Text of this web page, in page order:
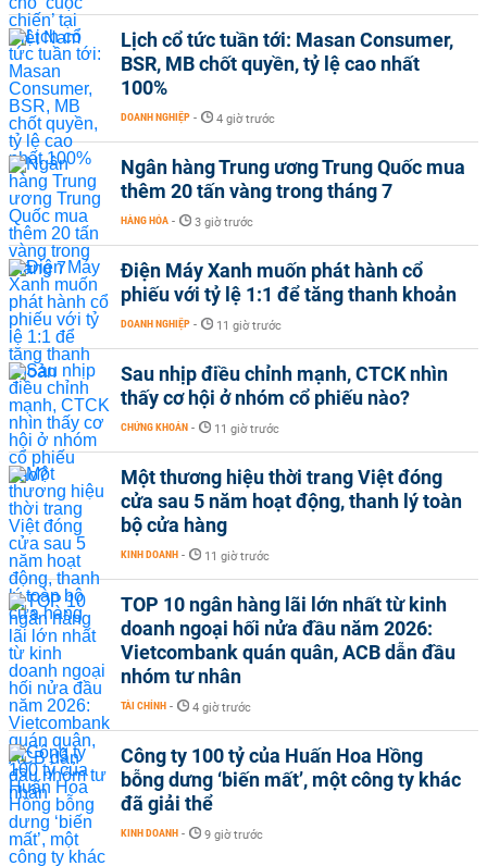
Lịch cổ tức tuần tới: Masan Consumer,
BSR, MB chốt quyền, tỷ lệ cao nhất
100%
DOANH NGHIỆP - 4 giờ trước
Ngân hàng Trung ương Trung Quốc mua
thêm 20 tấn vàng trong tháng 7
HÀNG HÓA - 3 giờ trước
Điện Máy Xanh muốn phát hành cổ
phiếu với tỷ lệ 1:1 để tăng thanh khoản
DOANH NGHIỆP - 11 giờ trước
Sau nhịp điều chỉnh mạnh, CTCK nhìn
thấy cơ hội ở nhóm cổ phiếu nào?
CHỨNG KHOÁN - 11 giờ trước
Một thương hiệu thời trang Việt đóng
cửa sau 5 năm hoạt động, thanh lý toàn
bộ cửa hàng
KINH DOANH - 11 giờ trước
TOP 10 ngân hàng lãi lớn nhất từ kinh
doanh ngoại hối nửa đầu năm 2026:
Vietcombank quán quân, ACB dẫn đầu
nhóm tư nhân
TÀI CHÍNH - 4 giờ trước
Công ty 100 tỷ của Huấn Hoa Hồng
bỗng dưng ‘biến mất’, một công ty khác
đã giải thể
KINH DOANH - 9 giờ trước